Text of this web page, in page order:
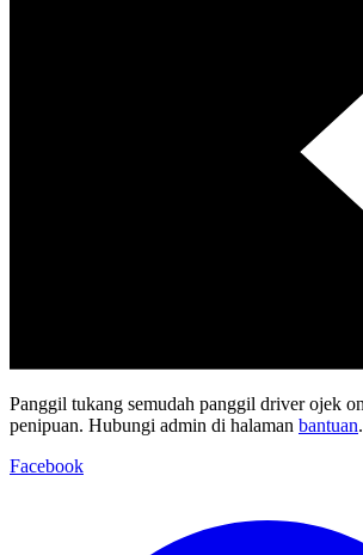
Panggil tukang semudah panggil driver ojek
penipuan. Hubungi admin di halaman bantuan.
Facebook